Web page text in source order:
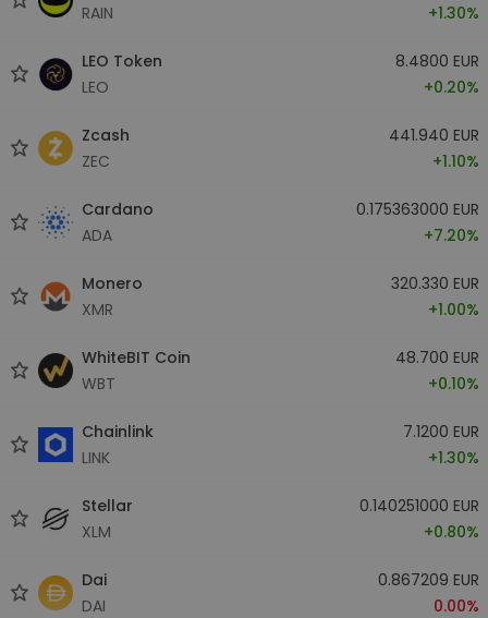
RAIN
+1.30%
LEO Token
LEO
8.4800 EUR
+0.20%
Zcash
ZEC
441.940 EUR
+1.10%
Cardano
ADA
0.175363000 EUR
+7.20%
Monero
XMR
320.330 EUR
+1.00%
WhiteBIT Coin
WBT
48.700 EUR
+0.10%
Chainlink
LINK
7.1200 EUR
+1.30%
Stellar
XLM
0.140251000 EUR
+0.80%
Dai
DAI
0.867209 EUR
0.00%